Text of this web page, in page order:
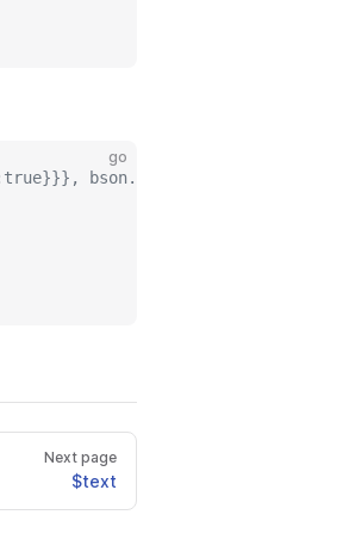
go
bson.E{Key:"name",
Next page
$text